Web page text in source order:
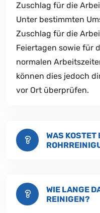
Zuschlag für die
Unter bestimmten
Zuschlag für die
Feiertagen sowie für
normalen
können dies jedoch
vor Ort überprüfen.
WAS KOSTET
WIE LANGE
REINIGEN?